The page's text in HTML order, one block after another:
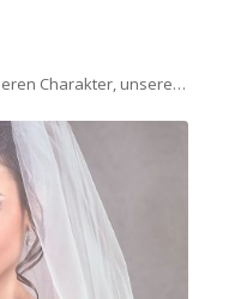
Charakter, unsere…